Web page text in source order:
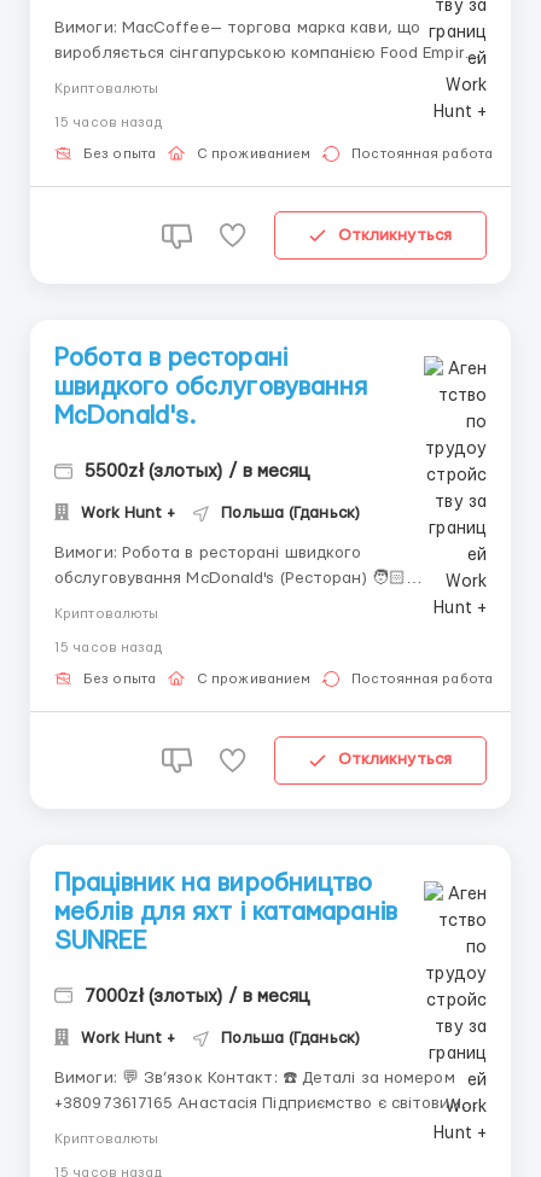
Вимоги: MacCoffee— торгова марка кави, що
виробляється сінгапурською компанією Food Empire
співробітників на упаковку та сортування розчинної
кави MacCoffee (робота з готовою продукцією).
Заробітна плата: На місяць 5700 - 7700...
Криптовалюты
15 часов назад
Без опыта С проживанием Постоянная работа
Откликнуться
Робота в ресторані
швидкого обслуговування
McDonald's.
5500zł (злотых) / в месяц
Work Hunt + Польша (Гданьск)
Вимоги: Робота в ресторані швидкого
обслуговування McDonald's (Ресторан) 🧑🏻
Кандидати: Чоловіки, жінки, сімейні пари віком до 55
Warszawska 2i (~40 км від Gdańsk). 💵 Зарплата:
- Заробітна плата становить 4806-5200 z...
Криптовалюты
15 часов назад
Без опыта С проживанием Постоянная работа
Откликнуться
Працівник на виробництво
меблів для яхт і катамаранів
SUNREE
7000zł (злотых) / в месяц
Work Hunt + Польша (Гданьск)
Вимоги: 💬 Зв’язок Контакт: ☎️ Деталі за номером
+380973617165 Анастасія Підприємство є світовим
лідером у проєктуванні та будівництві вітрильних та
Криптовалюты
15 часов назад